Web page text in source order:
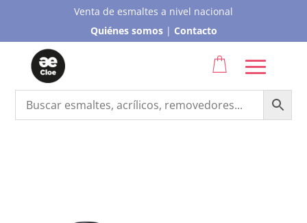
Venta de esmaltes a nivel nacional
Quiénes somos| Contacto